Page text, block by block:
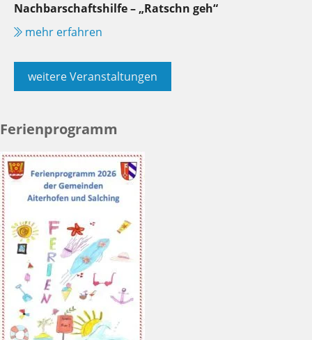
Nachbarschaftshilfe – „Ratschn geh“
mehr erfahren
weitere Veranstaltungen
Ferienprogramm